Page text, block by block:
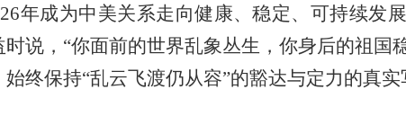
年成为中美关系走向健康、稳定、可持续发
说，“你面前的世界乱象丛生，你身后的祖国
终保持“乱云飞渡仍从容”的豁达与定力的真实